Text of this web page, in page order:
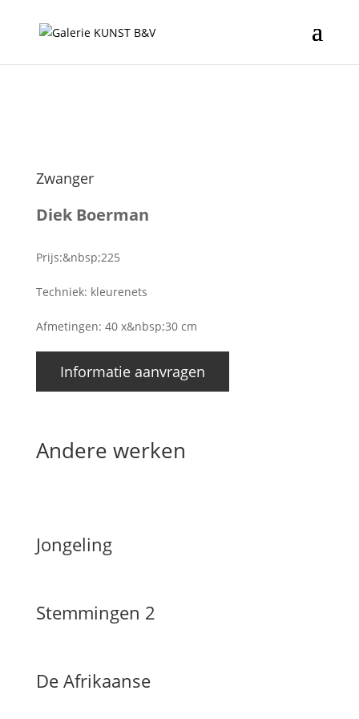
Zwanger
Diek Boerman
Prijs:&nbsp;225
Techniek: kleurenets
Afmetingen: 40 x&nbsp;30 cm
Informatie aanvragen
Andere werken
Jongeling
Stemmingen 2
De Afrikaanse